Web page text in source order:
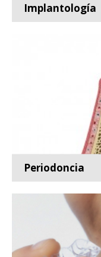
Implantología
Especialidad de la
Periodoncia
Especialidad de la
prevención,...